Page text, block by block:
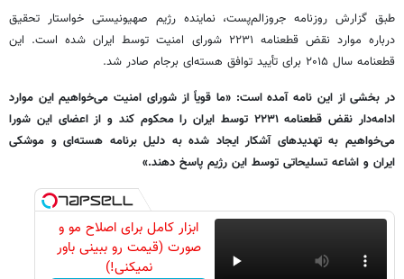
طبق گزارش روزنامه جروزالم‌پست، نماینده رژیم صهیونیستی خواستار تحقیق
درباره موارد نقض قطعنامه ۲۲۳۱ شورای امنیت توسط ایران شده است. این
قطعنامه سال ۲۰۱۵ برای تأیید توافق هسته‌ای برجام صادر شد.
در بخشی از این نامه آمده است: «ما قویاً از شورای امنیت می‌خواهیم این موارد
ادامه‌دار نقض قطعنامه ۲۲۳۱ توسط ایران را محکوم کند و از اعضای این شورا
می‌خواهیم به تهدیدهای آشکار ایجاد شده به دلیل برنامه هسته‌ای و موشکی
ایران و اشاعه تسلیحاتی توسط این رژیم پاسخ دهند.»
ابزار کامل برای اصلاح مو و
صورت (قیمت رو ببینی باور
نمیکنی!)